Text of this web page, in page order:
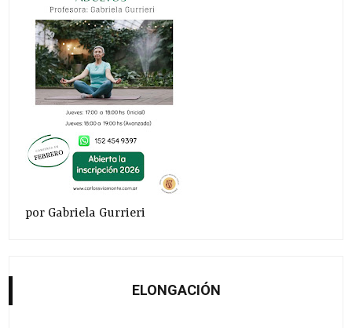
por Gabriela Gurrieri
ELONGACIÓN